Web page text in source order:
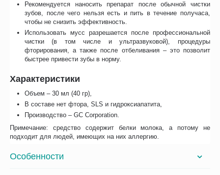
Рекомендуется наносить препарат после обычной чистки
зубов, после чего нельзя есть и пить в течение получаса,
чтобы не снизить эффективность.
Использовать мусс разрешается после профессиональной
чистки (в том числе и ультразвуковой), процедуры
фторирования, а также после отбеливания – это позволит
быстрее привести зубы в норму.
Характеристики
Объем – 30 мл (40 гр),
В составе нет фтора, SLS и гидроксиапатита,
Производство – GC Corporation.
Примечание: средство содержит белки молока, а потому не
подходит для людей, имеющих на них аллергию.
Особенности